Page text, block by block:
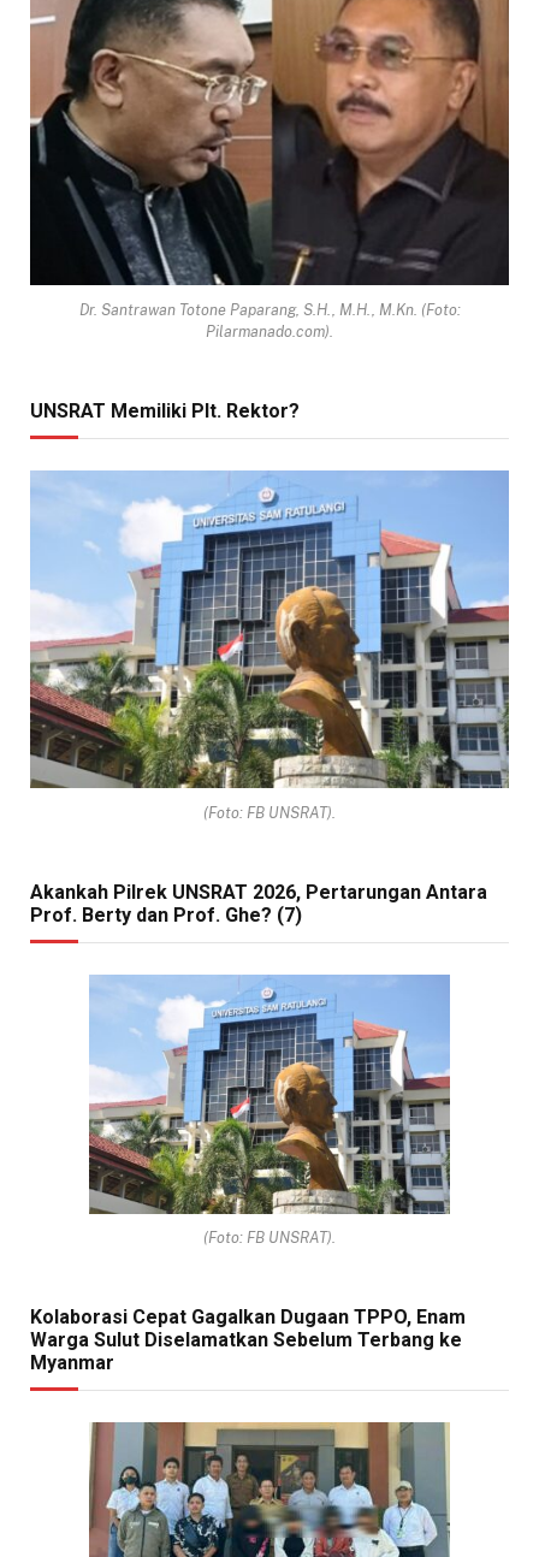
Dr. Santrawan Totone Paparang, S.H., M.H., M.Kn. (Foto:
Pilarmanado.com).
UNSRAT Memiliki Plt. Rektor?
(Foto: FB UNSRAT).
Akankah Pilrek UNSRAT 2026, Pertarungan Antara
Prof. Berty dan Prof. Ghe? (7)
(Foto: FB UNSRAT).
Kolaborasi Cepat Gagalkan Dugaan TPPO, Enam
Warga Sulut Diselamatkan Sebelum Terbang ke
Myanmar